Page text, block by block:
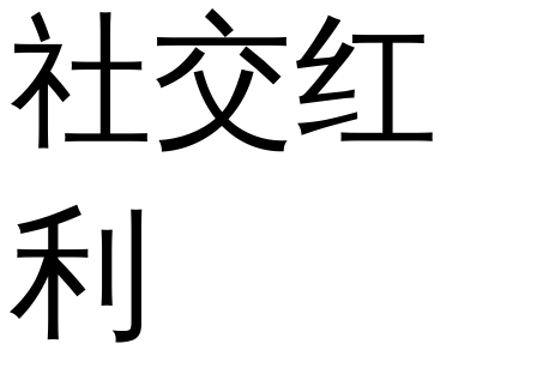
社交红
利